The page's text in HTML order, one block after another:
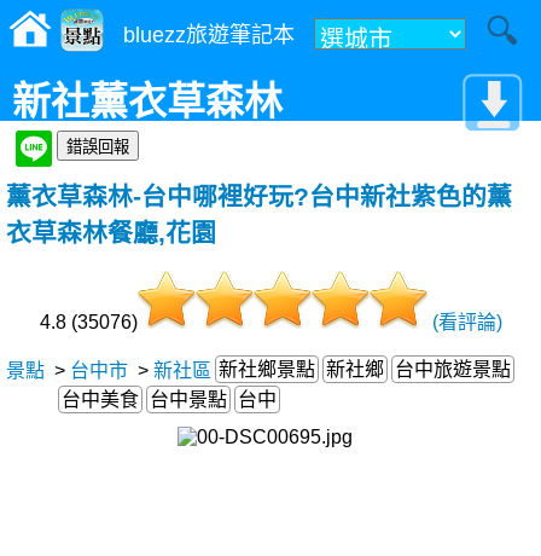
bluezz旅遊筆記本
新社薰衣草森林
薰衣草森林-台中哪裡好玩?台中新社紫色的薰
衣草森林餐廳,花園
4.8 (35076) (看評論)
景點 > 台中市 > 新社區 新社鄉景點 新社鄉 台中旅遊景點
台中美食 台中景點 台中